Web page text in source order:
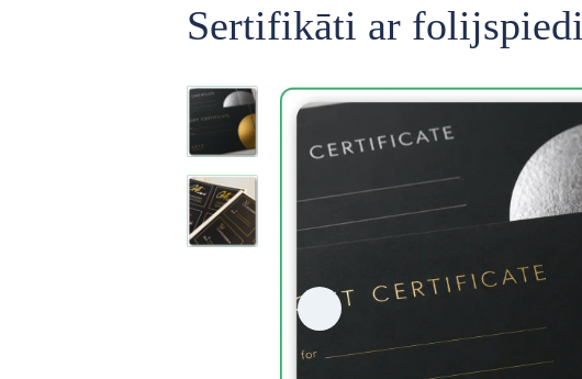
Sertifikāti ar folijspiedi